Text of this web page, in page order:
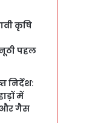
कृषि
पहल
निर्देश:
में
और गैस